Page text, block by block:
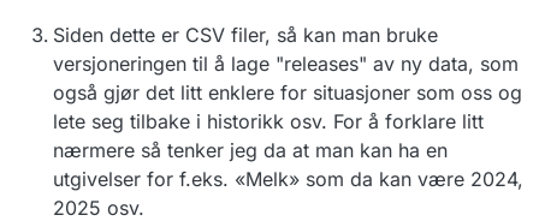
Siden dette er CSV filer, så kan man bruke
versjoneringen til å lage "releases" av ny data, som
også gjør det litt enklere for situasjoner som oss og
lete seg tilbake i historikk osv. For å forklare litt
nærmere så tenker jeg da at man kan ha en
utgivelser for f.eks. «Melk» som da kan være 2024,
2025 osv.